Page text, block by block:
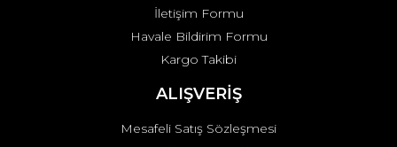
İletişim Formu
Havale Bildirim Formu
Kargo Takibi
ALIŞVERİŞ
Mesafeli Satış Sözleşmesi